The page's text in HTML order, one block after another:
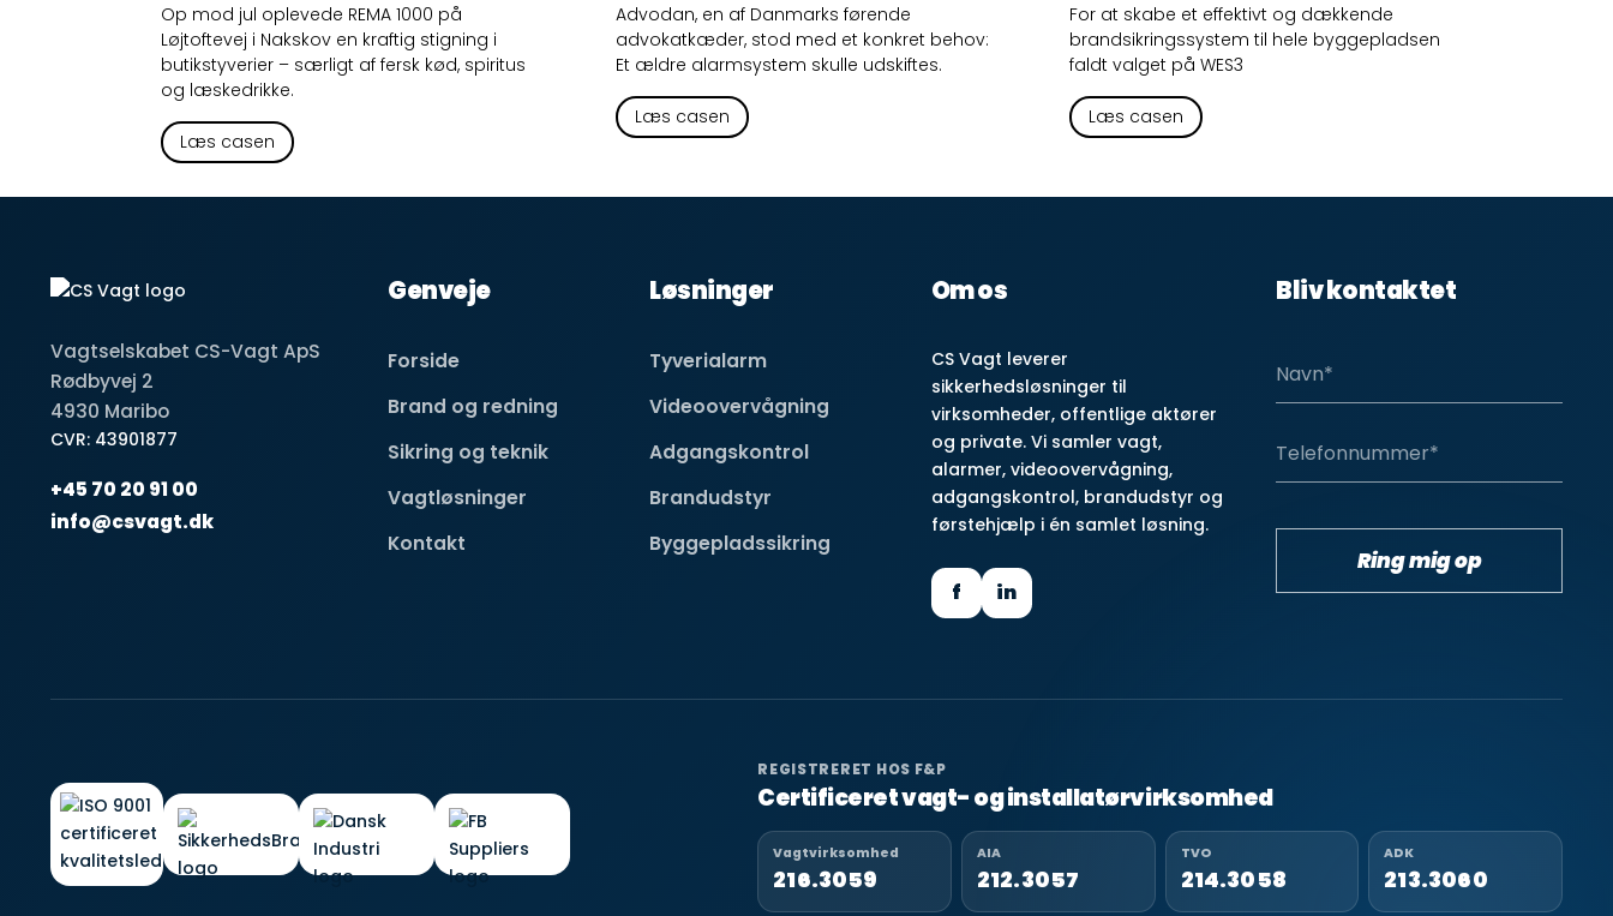
Op mod jul oplevede REMA 1000 på
Løjtoftevej i Nakskov en kraftig stigning i
butikstyverier – særligt af fersk kød, spiritus
og læskedrikke.
Læs casen
Advodan, en af Danmarks førende
advokatkæder, stod med et konkret behov:
Et ældre alarmsystem skulle udskiftes.
Læs casen
For at skabe et effektivt og dækkende
brandsikringssystem til hele byggepladsen
faldt valget på WES3
Læs casen
Vagtselskabet CS-Vagt ApS
Rødbyvej 2
4930 Maribo
CVR: 43901877
+45 70 20 91 00
info@csvagt.dk
Genveje
Forside
Brand og redning
Sikring og teknik
Vagtløsninger
Kontakt
Løsninger
Tyverialarm
Videoovervågning
Adgangskontrol
Brandudstyr
Byggepladssikring
Om os
CS Vagt leverer
sikkerhedsløsninger til
virksomheder, offentlige aktører
og private. Vi samler vagt,
alarmer, videoovervågning,
adgangskontrol, brandudstyr og
førstehjælp i én samlet løsning.
f in
Bliv kontaktet
Ring mig op
REGISTRERET HOS F&P
Certificeret vagt- og installatørvirksomhed
Vagtvirksomhed
216.3059
AIA
212.3057
TVO
214.3058
ADK
213.3060